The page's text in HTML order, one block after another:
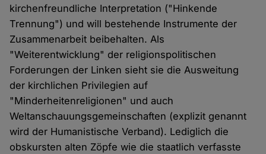
kirchenfreundliche Interpretation ("Hinkende
Trennung") und will bestehende Instrumente der
Zusammenarbeit beibehalten. Als
"Weiterentwicklung" der religionspolitischen
Forderungen der Linken sieht sie die Ausweitung
der kirchlichen Privilegien auf
"Minderheitenreligionen" und auch
Weltanschauungsgemeinschaften (explizit genannt
wird der Humanistische Verband). Lediglich die
obskursten alten Zöpfe wie die staatlich verfasste